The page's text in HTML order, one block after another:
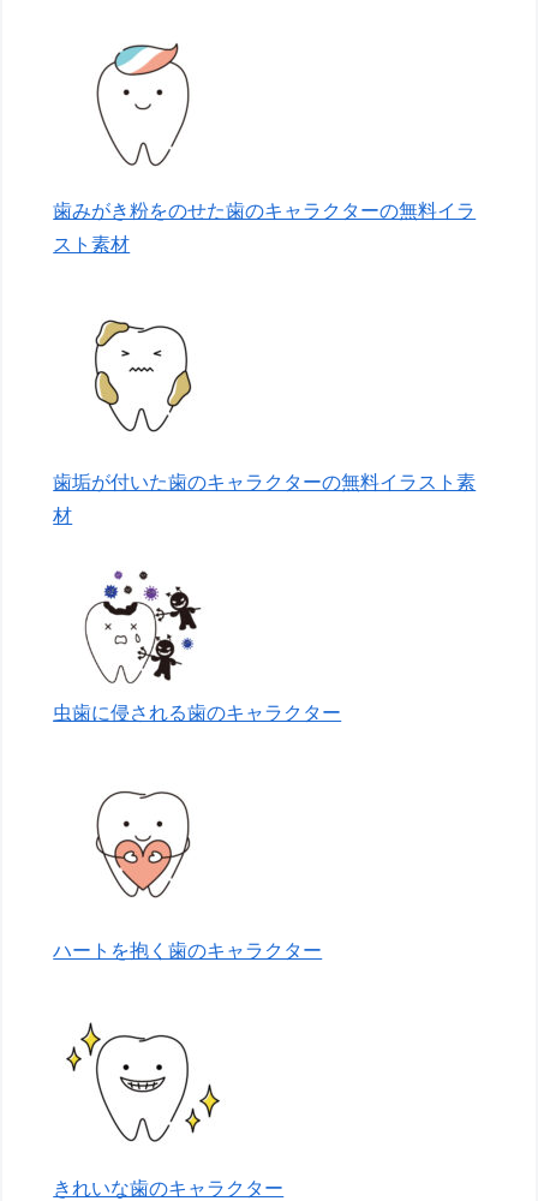
歯みがき粉をのせた歯のキャラクターの無料イラ
スト素材
歯垢が付いた歯のキャラクターの無料イラスト素
材
虫歯に侵される歯のキャラクター
ハートを抱く歯のキャラクター
きれいな歯のキャラクター